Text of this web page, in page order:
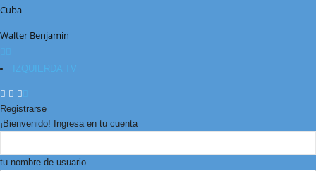
Cuba
Walter Benjamin
IZQUIERDA TV
Registrarse
¡Bienvenido! Ingresa en tu cuenta
tu nombre de usuario